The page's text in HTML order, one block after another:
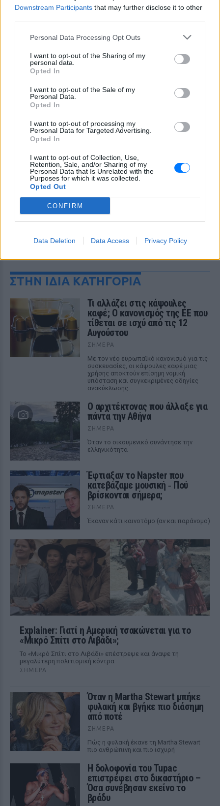
Downstream Participants that may further disclose it to other
Personal Data Processing Opt Outs
I want to opt-out of the Sharing of my
personal data.
Opted In
I want to opt-out of the Sale of my
Personal Data.
Opted In
I want to opt-out of processing my
Personal Data for Targeted Advertising.
Opted In
I want to opt-out of Collection, Use,
Retention, Sale, and/or Sharing of my
Personal Data that Is Unrelated with the
Purposes for which it was collected.
Opted Out
CONFIRM
Data Deletion Data Access Privacy Policy
ΣΤΗΝ ΙΔΙΑ ΚΑΤΗΓΟΡΙΑ
Τι αλλάζει στις κάψουλες
καφέ; Ο κανονισμός της ΕΕ που
τίθεται σε ισχύ από τις 12
Αυγούστου
ΣΉΜΕΡΑ
Με τον νέο ευρωπαϊκό κανονισμό για τις
συσκευασίες, οι κάψουλες καφέ μιας
χρήσης αποκτούν επίσημη νομική
υπόσταση και συγκεκριμένες οδηγίες
ανακύκλωσης.
Ο αρχιτέκτονας που άλλαξε για
πάντα την Αθήνα
ΣΉΜΕΡΑ
Όταν το οικουμενικό συνάντησε την
ελληνικότητα
Έφτιαξαν το Napster που
κατεβάζαμε μουσική ‑ Πού
βρίσκονται σήμερα;
ΣΉΜΕΡΑ
Έκαναν κάτι καινοτόμο (αν και παράνομο)
Explainer: Γιατί η Αμερική τσακώνεται για το
«Μικρό Σπίτι στο Λιβάδι»;
Το «Μικρό Σπίτι στο Λιβάδι» επέστρεψε και άναψε τη
μεγαλύτερη πολιτισμική κόντρα
ΣΉΜΕΡΑ
Όταν η Martha Stewart μπήκε
φυλακή και βγήκε πιο διάσημη
από ποτέ
ΣΉΜΕΡΑ
Πώς η φυλακή έκανε τη Martha Stewart
πιο ανθρώπινη και πιο ισχυρή
Η δολοφονία του Tupac
επιστρέφει στο δικαστήριο –
Όσα συνέβησαν εκείνο το
βράδυ